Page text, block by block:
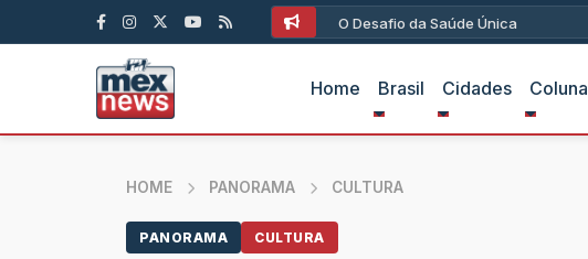
O Desafio da Saúde Única
Home Brasil Cidades
HOME PANORAMA CULTURA
PANORAMA CULTURA